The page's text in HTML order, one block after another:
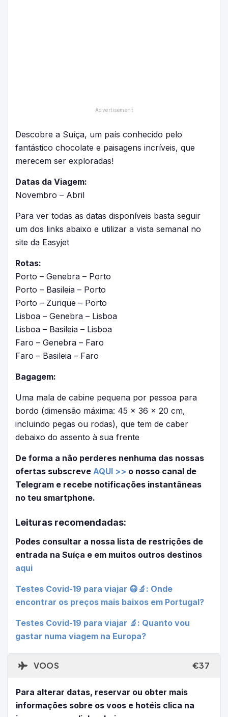
Descobre a Suíça, um país conhecido pelo
fantástico chocolate e paisagens incríveis, que
merecem ser exploradas!
Datas da Viagem:
Novembro – Abril
Para ver todas as datas disponíveis basta seguir
um dos links abaixo e utilizar a vista semanal no
site da Easyjet
Rotas:
Porto – Genebra – Porto
Porto – Basileia – Porto
Porto – Zurique – Porto
Lisboa – Genebra – Lisboa
Lisboa – Basileia – Lisboa
Faro – Genebra – Faro
Faro – Basileia – Faro
Bagagem:
Uma mala de cabine pequena por pessoa para
bordo (dimensão máxima: 45 x 36 x 20 cm,
incluindo pegas ou rodas), que tem de caber
debaixo do assento à sua frente
De forma a não perderes nenhuma das nossas
ofertas subscreve AQUI >> o nosso canal de
Telegram e recebe notificações instantâneas
no teu smartphone.
Leituras recomendadas:
Podes consultar a nossa lista de restrições de
entrada na Suíça e em muitos outros destinos
aqui
Testes Covid-19 para viajar 😷🔬: Onde
encontrar os preços mais baixos em Portugal?
Testes Covid-19 para viajar 🔬: Quanto vou
gastar numa viagem na Europa?
VOOS €37
Para alterar datas, reservar ou obter mais
informações sobre os voos e hotéis clica na